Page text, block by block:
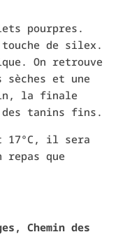
pourpres.
de silex.
On retrouve
et une
la finale
tanins fins.
17°C, il sera
repas que
Chemin des